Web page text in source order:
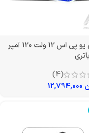
باتری یو پی اس 12 ولت 120 آمپر
(4)